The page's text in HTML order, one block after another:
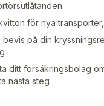
för nya
bevis på din
ditt försäkringsbolag
nästa steg